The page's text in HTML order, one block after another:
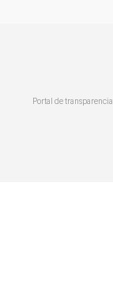
Portal de transparencia